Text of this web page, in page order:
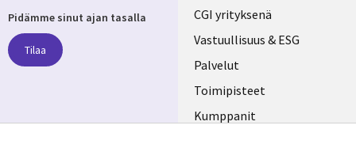
Useful
links
FINLAND
CGI yrityksenä
Vastuullisuus & ESG
Palvelut
Toimipisteet
Kumppanit
Pidämme sinut ajan tasalla
Tilaa